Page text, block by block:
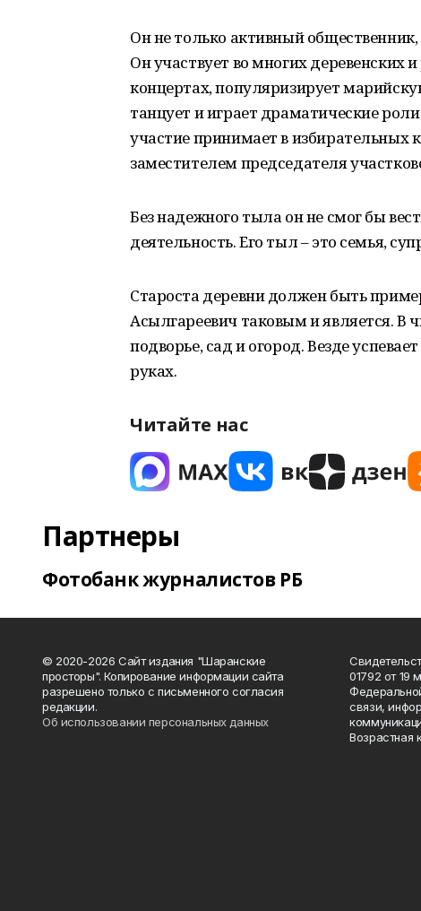
Он не только активный
Он участвует во многих
концертах, популяризирует
танцует и играет драматические
участие принимает в избирательных
заместителем председателя
Без надежного тыла он не смог бы
деятельность. Его тыл – это семья,
Староста деревни должен быть
Асылгареевич таковым и является. В
подворье, сад и огород. Везде
руках.
Читайте нас
Партнеры
Фотобанк журналистов РБ
© 2020-2026 Сайт издания "Шаранские
просторы". Копирование информации сайта
разрешено только с письменного согласия
редакции.
Об использовании персональных данных
01792 от 19
связи,
Возрастная